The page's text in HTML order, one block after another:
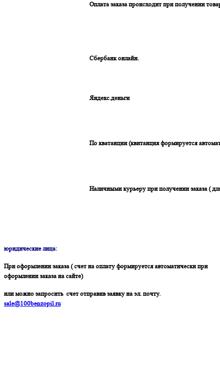
Оплата заказа происходит при получении
Сбербанк онлайн.
Яндекс.деньги
По кватанции (квитанция формируется
Наличными курьеру при получении заказа (
юридические лица:
При оформлении заказа ( счет на оплату формируется автоматически при
оформлении заказа на сайте)
или можно запросить счет отправив заявку на эл. почту.
sale@100benzopil.ru